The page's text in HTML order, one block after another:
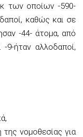
των οποίων -590-
καθώς και σε
-44- άτομα, από
9-ήταν αλλοδαποί,
νομοθεσίας για